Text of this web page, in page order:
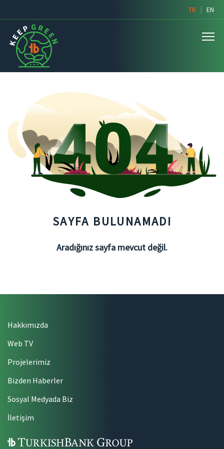
TR | EN
SAYFA BULUNAMADI
Aradığınız sayfa mevcut değil.
Hakkımızda
Web TV
Projelerimiz
Bizden Haberler
Sosyal Medyada Biz
İletişim